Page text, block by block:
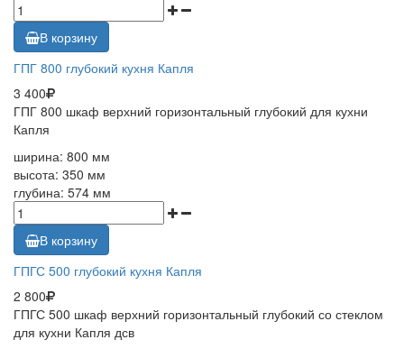
В корзину
ГПГ 800 глубокий кухня Капля
3 400
ГПГ 800 шкаф верхний горизонтальный глубокий для кухни
Капля
ширина: 800 мм
высота: 350 мм
глубина: 574 мм
В корзину
ГПГС 500 глубокий кухня Капля
2 800
ГПГС 500 шкаф верхний горизонтальный глубокий со стеклом
для кухни Капля дсв